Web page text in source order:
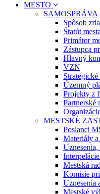
MESTO
SAMOSPRÁVA
Spôsob
Štatút mesta
Primátor
Zástupca
Hlavný
VZN
Územný
Projekty z
Partnerské
MESTSKÉ
Poslanci
Materiály
Mestská
Komisie
Uznesenia
Mestské